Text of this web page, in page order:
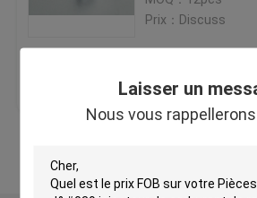
Laisser un
Nous vous
Becs d'injecteur de Delphes
Becs d'injecteur de Zexel
Prix：Discuss